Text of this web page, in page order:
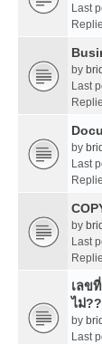
Last
by
Last
by
Last
by
Last
เลข
ไม่
by
Last